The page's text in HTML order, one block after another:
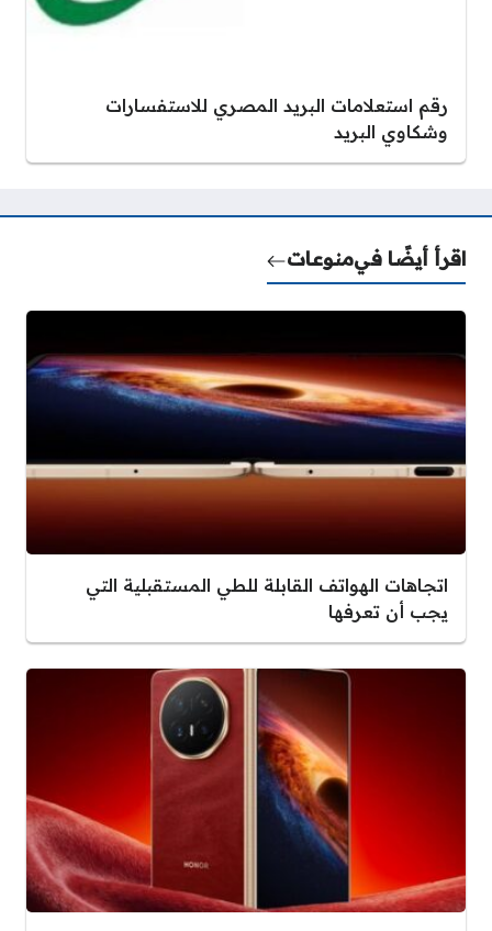
رقم استعلامات البريد المصري للاستفسارات
وشكاوي البريد
اقرأ أيضًا فيمنوعات
اتجاهات الهواتف القابلة للطي المستقبلية التي
يجب أن تعرفها